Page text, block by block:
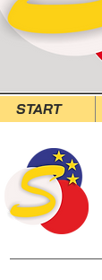
START